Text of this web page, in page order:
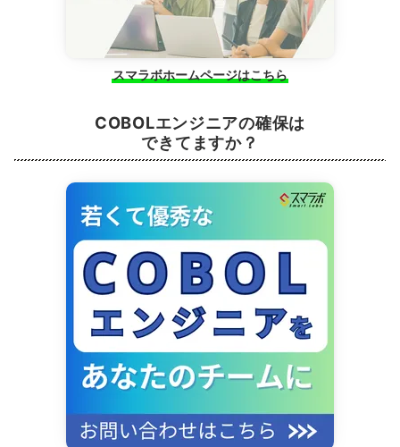
スマラボホームページはこちら
COBOLエンジニアの確保は
できてますか？